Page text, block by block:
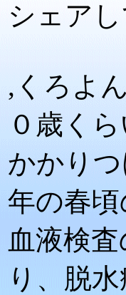
シェア
,くろよ
０歳く
かかり
年の春頃
血液検
り、脱